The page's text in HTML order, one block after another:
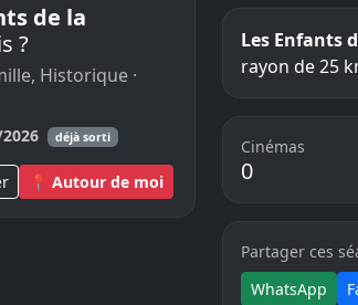
de la
?
Historique ·
déjà sorti
📍 Autour de moi
Les Enfants
rayon de 25
Cinémas
0
Partager ces
WhatsApp